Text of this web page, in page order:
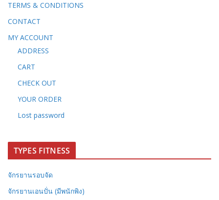
TERMS & CONDITIONS
CONTACT
MY ACCOUNT
ADDRESS
CART
CHECK OUT
YOUR ORDER
Lost password
TYPES FITNESS
จักรยานรอบจัด
จักรยานเอนปั่น (มีพนักพิง)